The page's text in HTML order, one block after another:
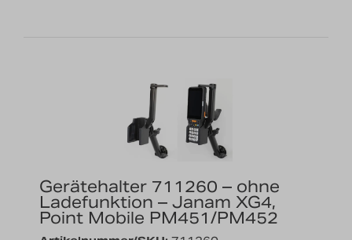
Gerätehalter 711260 – ohne
Ladefunktion – Janam XG4,
Point Mobile PM451/PM452